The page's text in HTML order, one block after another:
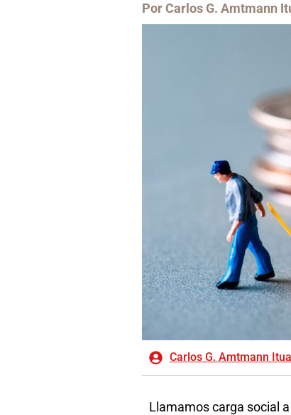
Por Carlos G. Amtmann
Carlos G. Amtmann
Llamamos carga social